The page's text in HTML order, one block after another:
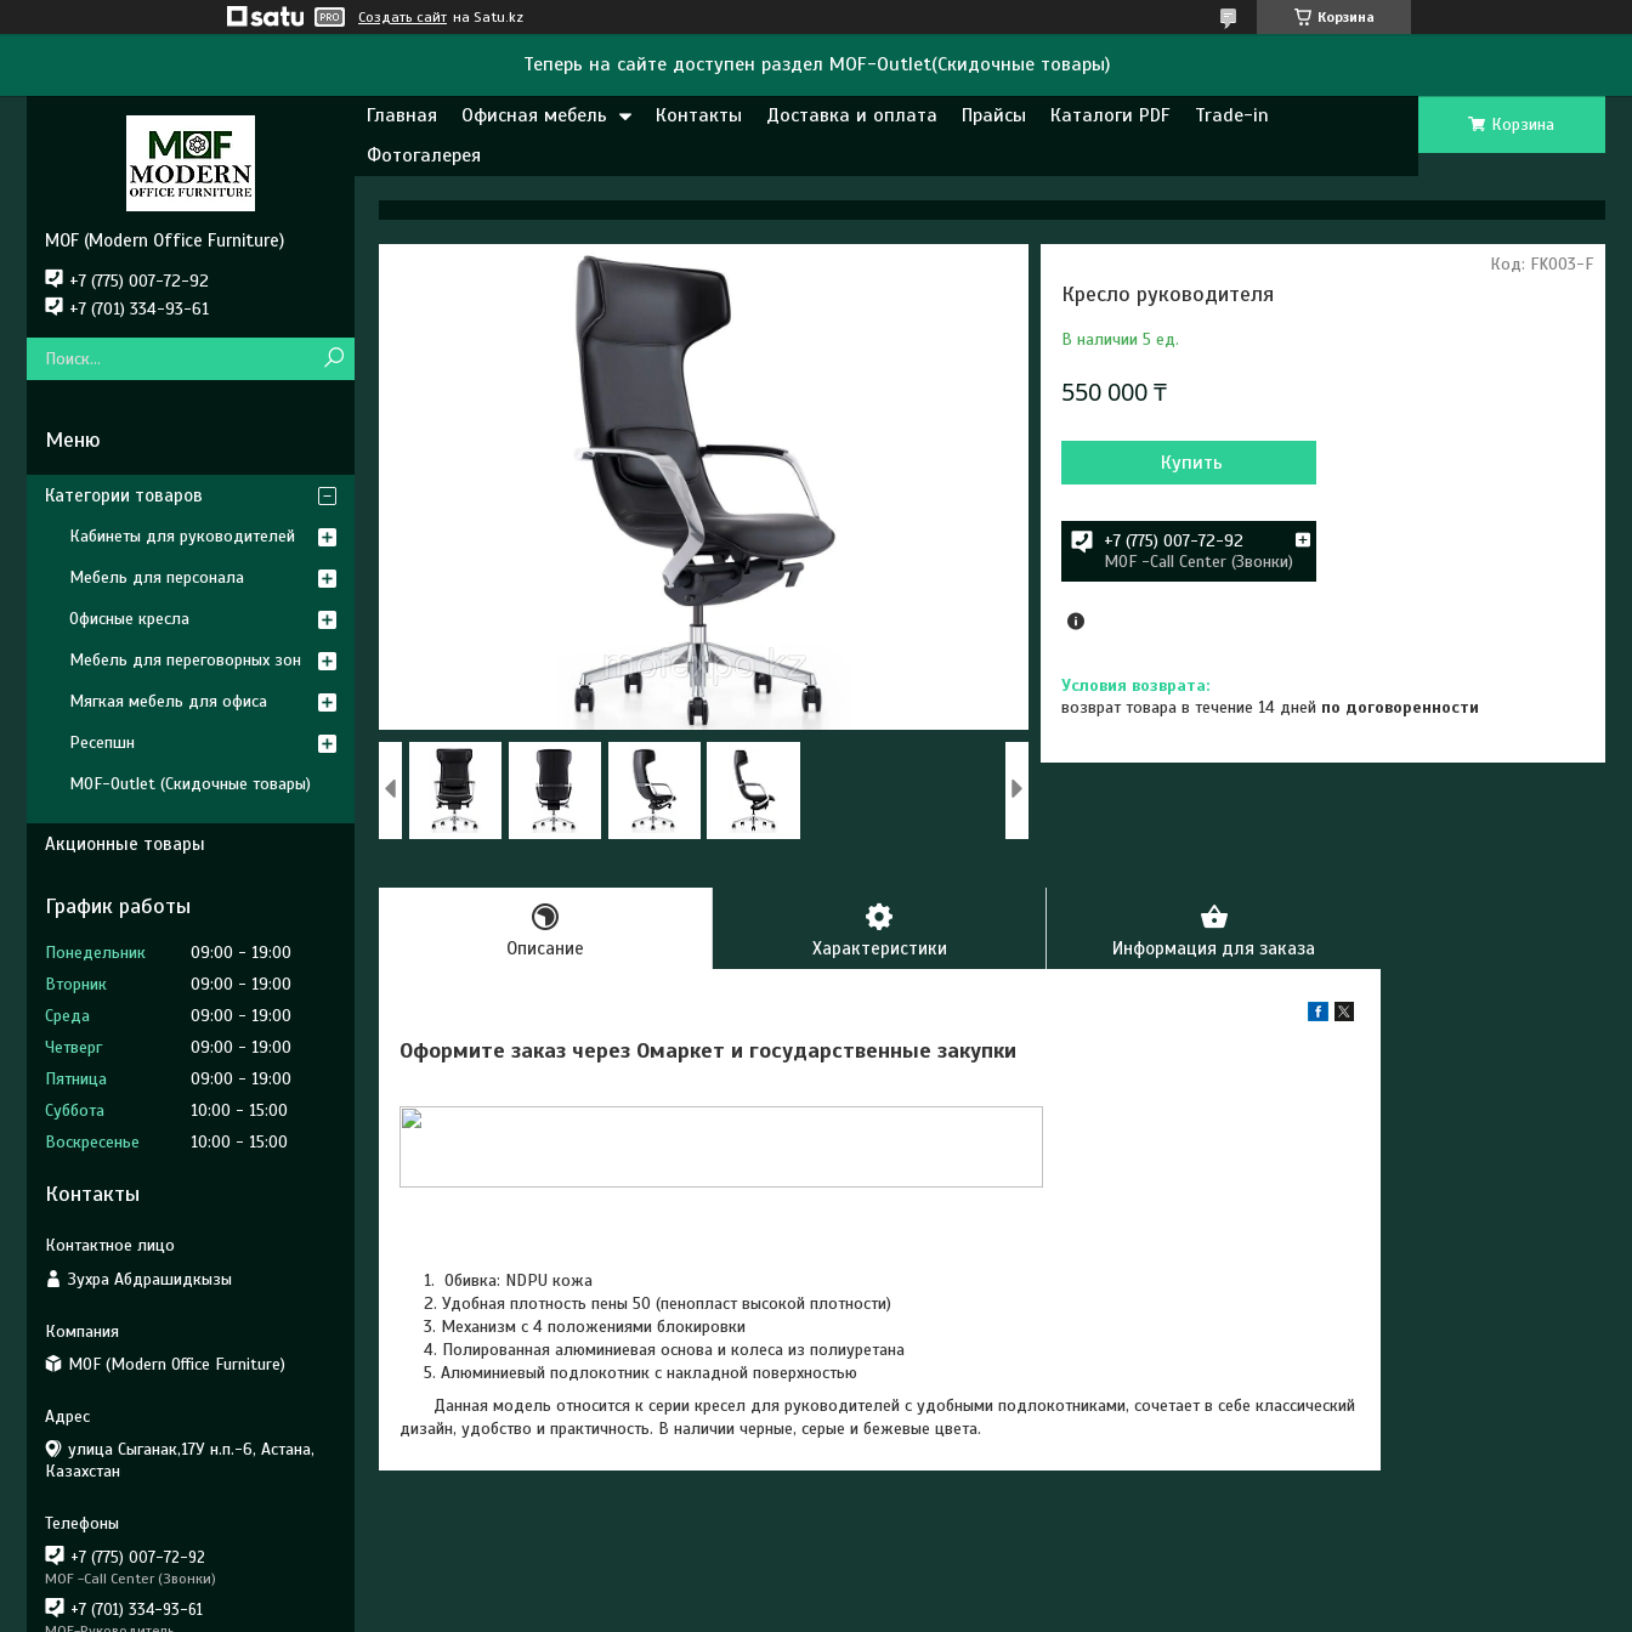
Создать сайт на Satu.kz Корзина
Теперь на сайте доступен раздел MOF-Outlet(Скидочные товары)
Главная Офисная мебель Контакты Доставка и оплата Прайсы Каталоги PDF
Trade-in
Фотогалерея
Корзина
Кресло руководителя
В наличии 5 ед.
Код: FK003-F
550 000 ₸
Купить
+7 (775) 007-72-92
MOF -Call Center (Звонки)
возврат товара в течение 14 дней по договоренности
Описание Характеристики Информация для заказа
Оформите заказ через Омаркет и государственные закупки
Обивка: NDPU кожа
Удобная плотность пены 50 (пенопласт высокой плотности)
Механизм с 4 положениями блокировки
Полированная алюминиевая основа и колеса из полиуретана
Алюминиевый подлокотник с накладной поверхностью
Данная модель относится к серии кресел для руководителей с удобными подлокотниками, сочетает в себе классический
дизайн, удобство и практичность. В наличии черные, серые и бежевые цвета.
MOF (Modern Office Furniture)
+7 (775) 007-72-92
+7 (701) 334-93-61
Категории товаров
Кабинеты для руководителей
Мебель для персонала
Офисные кресла
Мебель для переговорных зон
Мягкая мебель для офиса
Ресепшн
MOF-Outlet (Скидочные товары)
Акционные товары
График работы
Понедельник 09:00
19:00
Вторник
09:00
19:00
Среда
09:00
19:00
Четверг
09:00
19:00
Пятница
09:00
19:00
Суббота
10:00
15:00
Воскресенье
10:00 15:00
Контакты
Зухра Абдрашидкызы
MOF (Modern Office Furniture)
улица Сыганак,17У н.п.-6, Астана,
Казахстан
+7 (775) 007-72-92
MOF -Call Center (Звонки)
+7 (701) 334-93-61